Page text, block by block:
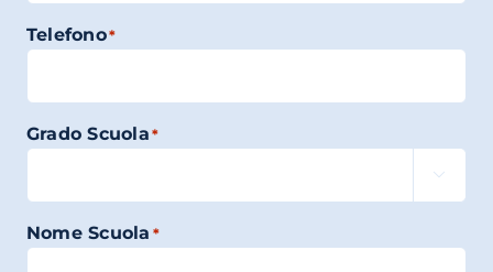
Telefono*
Grado Scuola*

Nome Scuola *